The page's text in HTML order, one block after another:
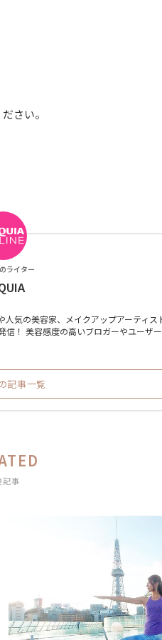
さい。
ライター
人気の美容家、メイクアップアーティス
！ 美容感度の高いブロガーやユーザ
記事一覧
記事